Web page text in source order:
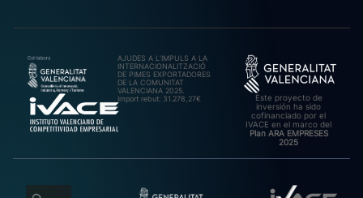
AJUDES A L’IMPULS A LA
INTERNACIONALITZACIÓ
DE PIMES EXPORTADORES
DE LA COMUNITAT
VALENCIANA 2025.
Import rebut: 31.278,27€
Este proyecto de
inversión ha sido
cofinanciado por el
IVACE en el marco del
Plan ARA EMPRESES
2025